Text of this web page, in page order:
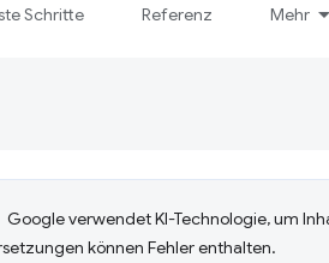
Schritte Referenz Mehr
Google verwendet KI-Technologie, um
können Fehler enthalten.